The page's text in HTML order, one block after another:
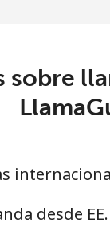
sobre
desde